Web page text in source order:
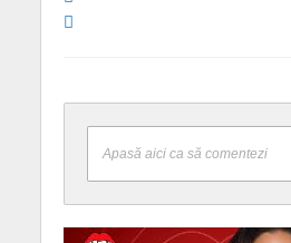
Apasă aici ca să comentezi